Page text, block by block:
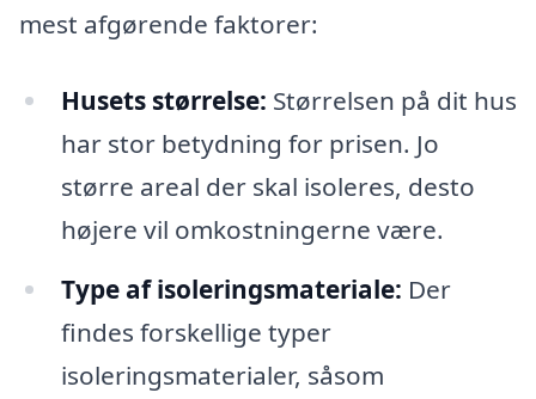
mest afgørende faktorer:
Husets størrelse: Størrelsen på dit hus
har stor betydning for prisen. Jo
større areal der skal isoleres, desto
højere vil omkostningerne være.
Type af isoleringsmateriale: Der
findes forskellige typer
isoleringsmaterialer, såsom